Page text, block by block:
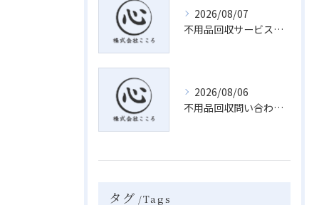
2026/08/07
不用品回収サービスで失敗しない千葉県千葉市若葉区の安心処分完全ガイド
2026/08/06
不用品回収問い合わせで千葉県千葉市若葉区の安心業者を見極めるポイントと比較ガイド
タグ Tags